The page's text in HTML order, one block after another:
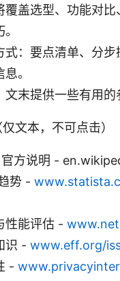
覆盖选型、功能对
式：要点清单、分
。
末提供一些有用
文本，不可点击）
官方说明 -
势 -
性能评估 -
识 - www.eff.org/
-